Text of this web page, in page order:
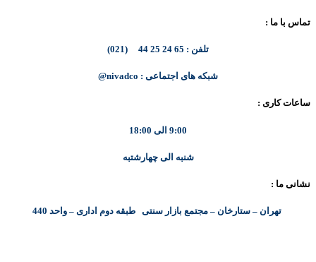
تماس با ما :
تلفن : 65 24 25 44 (021)
شبکه های اجتماعی : nivadco@
ساعات کاری :
9:00 الی 18:00
شنبه الی چهارشتبه
نشانی ما :
تهران – ستارخان – مجتمع بازار سنتی طبقه دوم اداری – واحد 440